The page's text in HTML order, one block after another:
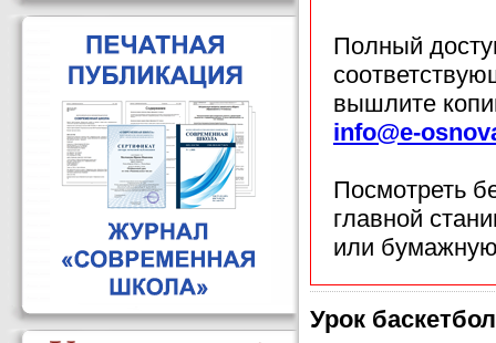
Полный
вышлите
info@e-
Посмотреть
главной
или
Урок